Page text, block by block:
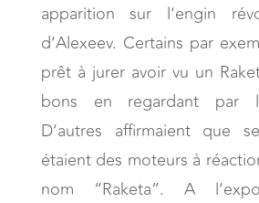
apparition sur l’engin
d’Alexeev. Certains par
prêt à jurer avoir vu un
bons en regardant par
D’autres affirmaient que
étaient des moteurs à
nom “Raketa”. A